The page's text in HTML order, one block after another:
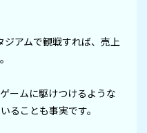
ジアムで観戦すれば、売上
ームに駆けつけるような
ることも事実です。